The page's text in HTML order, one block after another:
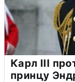
Карл III
принцу